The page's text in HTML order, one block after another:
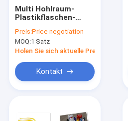
Multi Hohlraum-
Plastikflaschen-
Maschine
Preis:Price negotiation
MOQ:1 Satz
Holen Sie sich aktuelle Preis
Kontakt